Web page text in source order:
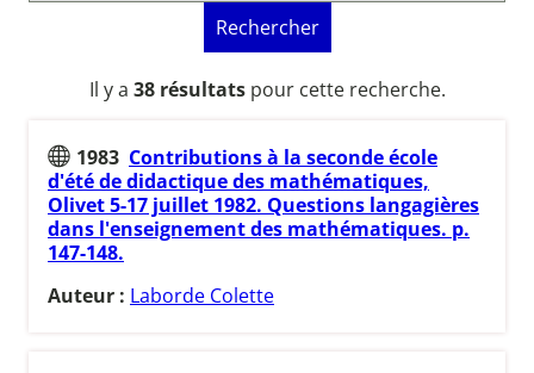
Rechercher
Il y a 38 résultatspour cette recherche.
1983 Contributions à la seconde école
d'été de didactique des mathématiques,
Olivet 5-17 juillet 1982. Questions langagières
dans l'enseignement des mathématiques. p.
147-148.
Auteur : Laborde Colette